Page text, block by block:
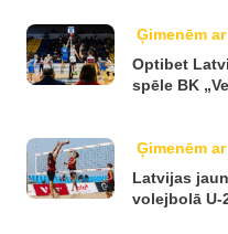
Ģimenēm
Optibet
spēle BK
Ģimenēm
Latvijas
volejbolā U-